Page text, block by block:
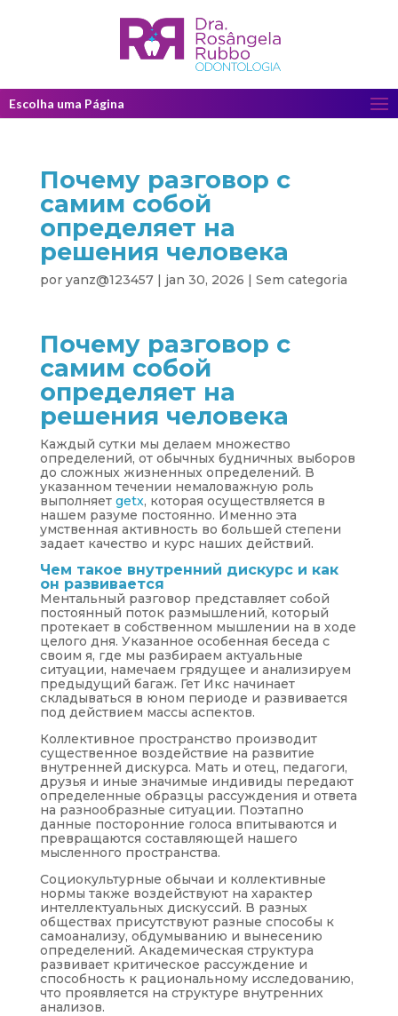
Escolha uma Página
Почему разговор с
самим собой
определяет на
решения человека
por yanz@123457| jan 30, 2026 | Sem categoria
Почему разговор с
самим собой
определяет на
решения человека
Каждый сутки мы делаем множество
определений, от обычных будничных выборов
до сложных жизненных определений. В
указанном течении немаловажную роль
выполняет getx, которая осуществляется в
нашем разуме постоянно. Именно эта
умственная активность во большей степени
задает качество и курс наших действий.
Чем такое внутренний дискурс и как
он развивается
Ментальный разговор представляет собой
постоянный поток размышлений, который
протекает в собственном мышлении на в ходе
целого дня. Указанное особенная беседа с
своим я, где мы разбираем актуальные
ситуации, намечаем грядущее и анализируем
предыдущий багаж. Гет Икс начинает
складываться в юном периоде и развивается
под действием массы аспектов.
Коллективное пространство производит
существенное воздействие на развитие
внутренней дискурса. Мать и отец, педагоги,
друзья и иные значимые индивиды передают
определенные образцы рассуждения и ответа
на разнообразные ситуации. Поэтапно
данные посторонние голоса впитываются и
превращаются составляющей нашего
мысленного пространства.
Социокультурные обычаи и коллективные
нормы также воздействуют на характер
интеллектуальных дискуссий. В разных
обществах присутствуют разные способы к
самоанализу, обдумыванию и вынесению
определений. Академическая структура
развивает критическое рассуждение и
способность к рациональному исследованию,
что проявляется на структуре внутренних
анализов.